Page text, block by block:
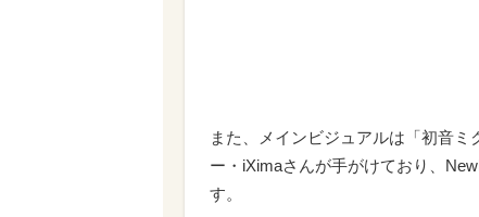
また、メインビジュアルは「初音
ー・iXimaさんが手がけており、
す。